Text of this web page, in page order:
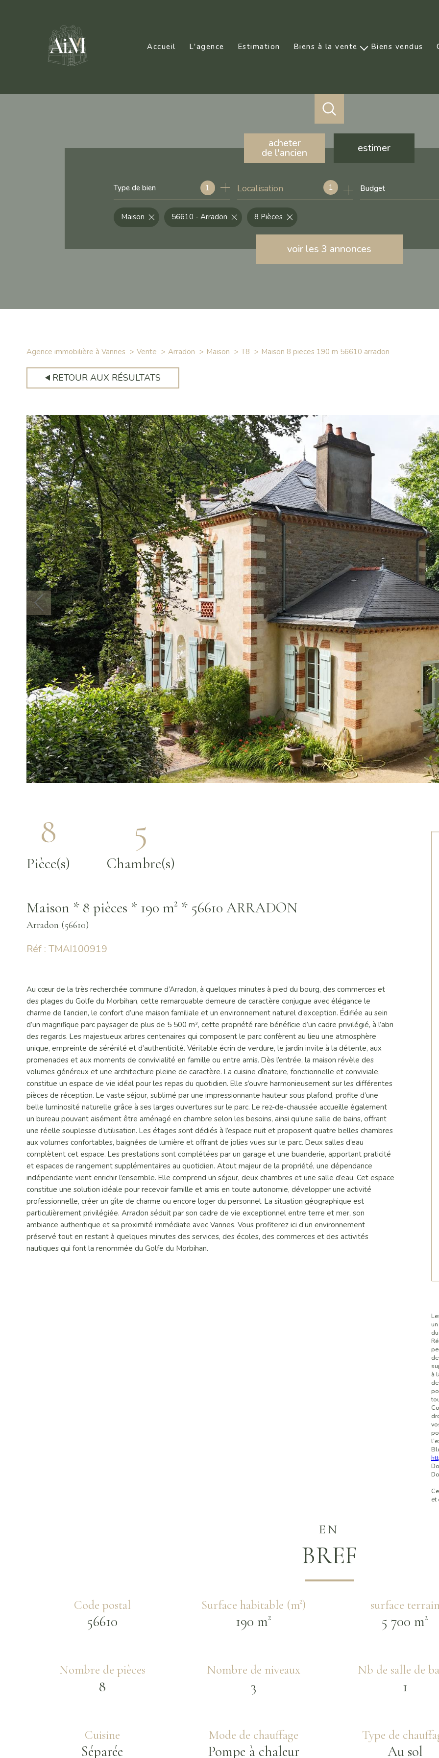
Accueil L'agence Estimation Biens à la vente Biens vendus
acheter
de l'ancien
de l'immo pro
estimer
Type de bien 1 1
Localisation Budget
voir les 3 annonces
Maison 56610 - Arradon 8 Pièces
Agence immobilière à Vannes Vente Arradon Maison T8 maison 8 pieces 190 m 56610 arradon
RETOUR AUX RÉSULTATS
8
Pièce(s)
5
Chambre(s)
Maison * 8 pièces * 190 m² * 56610 ARRADON
Arradon (56610)
Réf : TMAI100919
Au cœur de la très recherchée commune d’Arradon, à quelques minutes à pied du bourg, des commerces et
des plages du Golfe du Morbihan, cette remarquable demeure de caractère conjugue avec élégance le
charme de l’ancien, le confort d’une maison familiale et un environnement naturel d’exception. Édifiée au sein
d’un magnifique parc paysager de plus de 5 500 m², cette propriété rare bénéficie d’un cadre privilégié, à l’abri
des regards. Les majestueux arbres centenaires qui composent le parc confèrent au lieu une atmosphère
unique, empreinte de sérénité et d’authenticité. Véritable écrin de verdure, le jardin invite à la détente, aux
promenades et aux moments de convivialité en famille ou entre amis. Dès l’entrée, la maison révèle des
volumes généreux et une architecture pleine de caractère. La cuisine dînatoire, fonctionnelle et conviviale,
constitue un espace de vie idéal pour les repas du quotidien. Elle s’ouvre harmonieusement sur les différentes
pièces de réception. Le vaste séjour, sublimé par une impressionnante hauteur sous plafond, profite d’une
belle luminosité naturelle grâce à ses larges ouvertures sur le parc. Le rez-de-chaussée accueille également
un bureau pouvant aisément être aménagé en chambre selon les besoins, ainsi qu’une salle de bains, offrant
une réelle souplesse d’utilisation. Les étages sont dédiés à l’espace nuit et proposent quatre belles chambres
aux volumes confortables, baignées de lumière et offrant de jolies vues sur le parc. Deux salles d’eau
complètent cet espace. Les prestations sont complétées par un garage et une buanderie, apportant praticité
et espaces de rangement supplémentaires au quotidien. Atout majeur de la propriété, une dépendance
indépendante vient enrichir l’ensemble. Elle comprend un séjour, deux chambres et une salle d’eau. Cet espace
constitue une solution idéale pour recevoir famille et amis en toute autonomie, développer une activité
professionnelle, créer un gîte de charme ou encore loger du personnel. La situation géographique est
particulièrement privilégiée. Arradon séduit par son cadre de vie exceptionnel entre terre et mer, son
ambiance authentique et sa proximité immédiate avec Vannes. Vous profiterez ici d’un environnement
préservé tout en restant à quelques minutes des services, des écoles, des commerces et des activités
nautiques qui font la renommée du Golfe du Morbihan.
à
et
EN
BREF
Code postal
56610
Surface habitable (m²)
190 m²
surface terrain
5 700 m²
Nombre de pièces
8
Nombre de niveaux
3
Nb de salle de
1
Cuisine
Séparée
Mode de chauffage
Pompe à chaleur
Type de
Au sol